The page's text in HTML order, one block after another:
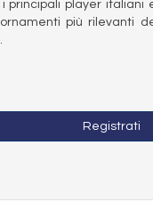
principali player italiani
più rilevanti
Registrati